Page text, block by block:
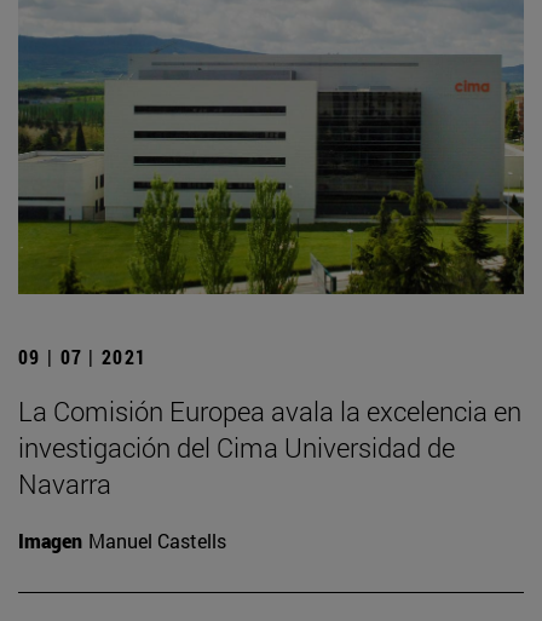
09 | 07 | 2021
La Comisión Europea avala la excelencia en
investigación del Cima Universidad de
Navarra
Imagen Manuel Castells